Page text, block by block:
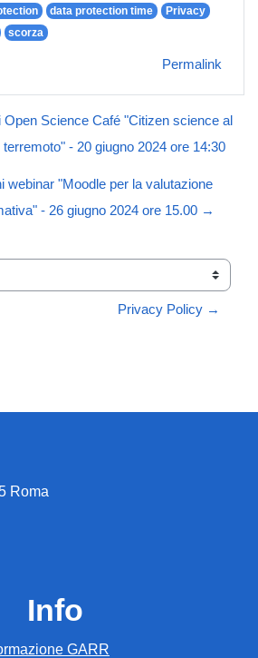
data protection time
Privacy
scorza
Permalink
Science Café "Citizen science al
terremoto" - 20 giugno 2024 ore 14:30
webinar "Moodle per la valutazione
- 26 giugno 2024 ore 15.00 →
Privacy Policy →
Roma
Info
GARR